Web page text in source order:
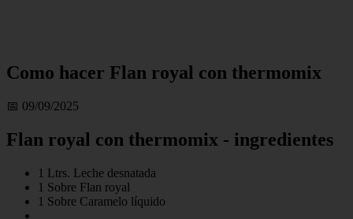
Como hacer Flan royal con thermomix
📅 09/09/2025
Flan royal con thermomix - ingredientes
1 Ltrs. Leche desnatada
1 Sobre Flan royal
1 Sobre Caramelo líquido